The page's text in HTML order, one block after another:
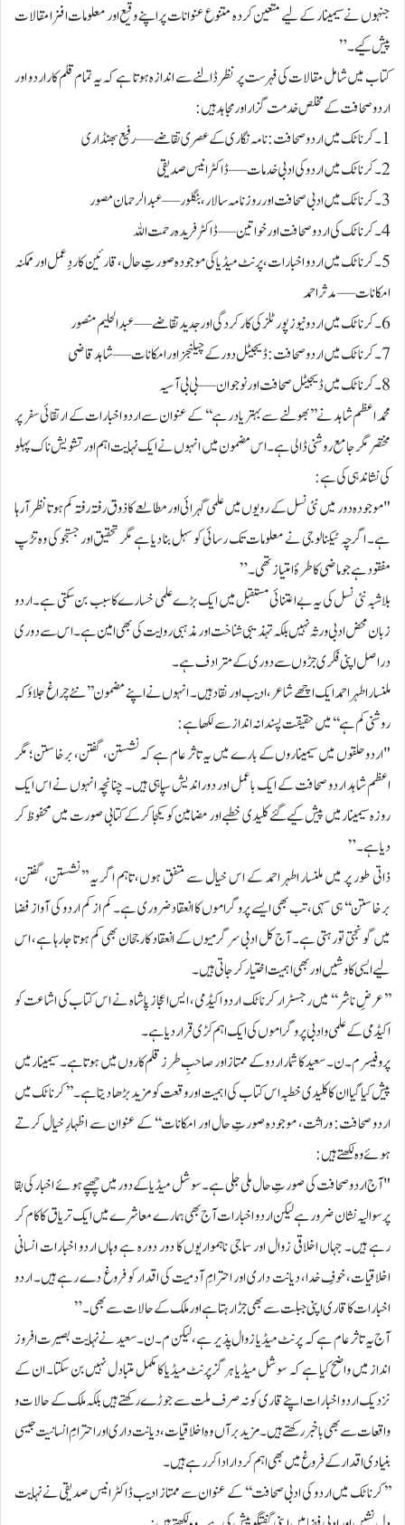
جنہوں نے سیمینار کے لیے متعین کردہ متنوع عنوانات پر اپنے وقیع اور معلومات افزا مقالات
پیش کیے۔”
کتاب میں شامل مقالات کی فہرست پر نظر ڈالنے سے اندازہ ہوتا ہے کہ یہ تمام قلم کار اردو اور
اردو صحافت کے مخلص خدمت گزار اور مجاہد ہیں:
1۔ کرناٹک میں اردو صحافت: نامہ نگاری کے عصری تقاضے — رفیع بھنڈاری
2۔ کرناٹک میں اردو کی ادبی خدمات — ڈاکٹر انیس صدیقی
3۔ کرناٹک میں ادبی صحافت اور روزنامہ سالار، بنگلور — عبدالرحمان مصور
4۔ کرناٹک کی اردو صحافت اور خواتین — ڈاکٹر فریدہ رحمت اللہ
5۔ کرناٹک میں اردو اخبارات، پرنٹ میڈیا کی موجودہ صورتِ حال، قارئین کا ردِعمل اور ممکنہ
امکانات — مدثر احمد
6۔ کرناٹک میں اردو نیوز پورٹلز کی کارکردگی اور جدید تقاضے — عبدالحلیم منصور
7۔ کرناٹک میں اردو صحافت: ڈیجیٹل دور کے چیلنجز اور امکانات — شاہد قاضی
8۔ کرناٹک میں ڈیجیٹل صحافت اور نوجوان — بی بی آسیہ
محمد اعظم شاہد نے ’’بھولنے سے بہتر یاد رہے‘‘ کے عنوان سے اردو اخبارات کے ارتقائی سفر پر
مختصر مگر جامع روشنی ڈالی ہے۔ اس مضمون میں انہوں نے ایک نہایت اہم اور تشویش ناک پہلو
کی نشاندہی کی ہے:
"موجودہ دور میں نئی نسل کے رویوں میں علمی گہرائی اور مطالعے کا ذوق رفتہ رفتہ کم ہوتا نظر آ رہا
ہے۔ اگرچہ ٹیکنالوجی نے معلومات تک رسائی کو سہل بنا دیا ہے مگر تحقیق اور جستجو کی وہ تڑپ
مفقود ہے جو ماضی کا طرۂ امتیاز تھی۔”
بلاشبہ نئی نسل کی یہ بے اعتنائی مستقبل میں ایک بڑے علمی خسارے کا سبب بن سکتی ہے۔ اردو
زبان محض ادبی ورثہ نہیں بلکہ تہذیبی شناخت اور مذہبی روایت کی بھی امین ہے۔ اس سے دوری
دراصل اپنی فکری جڑوں سے دوری کے مترادف ہے۔
ملنسار اطہر احمد ایک اچھے شاعر، ادیب اور نقاد ہیں۔ انہوں نے اپنے مضمون ’’نئے چراغ جلاؤ کہ
روشنی کم ہے‘‘ میں حقیقت پسندانہ انداز سے لکھا ہے:
"اردو حلقوں میں سیمیناروں کے بارے میں یہ تاثر عام ہے کہ نشستن، گفتن، برخاستن؛ مگر
اعظم شاہد اردو صحافت کے ایک باعمل اور دوراندیش سپاہی ہیں۔ چنانچہ انہوں نے اس ایک
روزہ سیمینار میں پیش کیے گئے کلیدی خطبے اور مضامین کو یکجا کرکے کتابی صورت میں محفوظ کر
دیا ہے۔”
ذاتی طور پر میں ملنسار اطہر احمد کے اس خیال سے متفق ہوں، تاہم اگر یہ ’’نشستن، گفتن،
برخاستن‘‘ ہی سہی، تب بھی ایسے پروگراموں کا انعقاد ضروری ہے۔ کم از کم اردو کی آواز فضا
میں گونجتی تو رہتی ہے۔ آج کل ادبی سرگرمیوں کے انعقاد کا رجحان بھی کم ہوتا جا رہا ہے، اس
لیے ایسی کاوشیں اور بھی اہمیت اختیار کر جاتی ہیں۔
’’عرضِ ناشر‘‘ میں رجسٹرار کرناٹک اردو اکیڈمی، ایس اعجاز پاشاہ نے اس کتاب کی اشاعت کو
اکیڈمی کے علمی و ادبی پروگراموں کی ایک اہم کڑی قرار دیا ہے۔
پروفیسر م۔ن۔ سعید کا شمار اردو کے ممتاز اور صاحبِ طرز قلم کاروں میں ہوتا ہے۔ سیمینار میں
پیش کیا گیا ان کا کلیدی خطبہ اس کتاب کی اہمیت اور وقعت کو مزید بڑھا دیتا ہے۔ ’’کرناٹک میں
اردو صحافت: وراثت، موجودہ صورتِ حال اور امکانات‘‘ کے عنوان سے اظہارِ خیال کرتے
ہوئے وہ لکھتے ہیں:
"آج اردو صحافت کی صورتِ حال ملی جلی ہے۔ سوشل میڈیا کے دور میں چھپے ہوئے اخبار کی بقا
پر سوالیہ نشان ضرور ہے لیکن اردو اخبارات آج بھی ہمارے معاشرے میں ایک تریاق کا کام کر
رہے ہیں۔ جہاں اخلاقی زوال اور سماجی ناہمواریوں کا دور دورہ ہے وہاں اردو اخبارات انسانی
اخلاقیات، خوفِ خدا، دیانت داری اور احترامِ آدمیت کی اقدار کو فروغ دے رہے ہیں۔ اردو
اخبارات کا قاری اپنی جبلت سے بھی جڑا رہتا ہے اور ملک کے حالات سے بھی۔”
آج یہ تاثر عام ہے کہ پرنٹ میڈیا زوال پذیر ہے، لیکن م۔ن۔ سعید نے نہایت بصیرت افروز
انداز میں واضح کیا ہے کہ سوشل میڈیا ہرگز پرنٹ میڈیا کا مکمل متبادل نہیں بن سکتا۔ ان کے
نزدیک اردو اخبارات اپنے قاری کو نہ صرف ملت سے جوڑے رکھتے ہیں بلکہ ملک کے حالات و
واقعات سے بھی باخبر رکھتے ہیں۔ مزید برآں وہ اخلاقیات، دیانت داری اور احترامِ انسانیت جیسی
بنیادی اقدار کے فروغ میں بھی اہم کردار ادا کر رہے ہیں۔
’’کرناٹک میں اردو کی ادبی صحافت‘‘ کے عنوان سے ممتاز ادیب ڈاکٹر انیس صدیقی نے نہایت